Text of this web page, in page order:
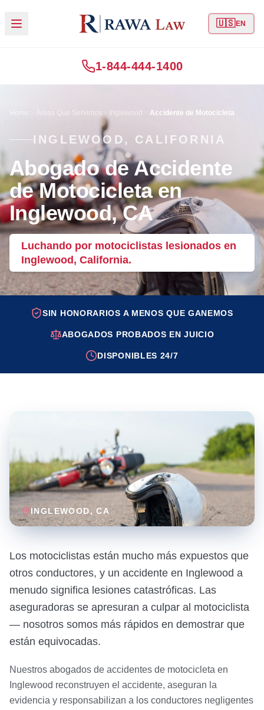
🇺🇸EN
1-844-444-1400
Áreas Que Servimos Inglewood Accidente de Motocicleta
INGLEWOOD, CALIFORNIA
Abogado de Accidente
de Motocicleta en
Inglewood, CA
Luchando por motociclistas lesionados en
Inglewood, California.
SIN HONORARIOS A MENOS QUE GANEMOS
ABOGADOS PROBADOS EN JUICIO
DISPONIBLES 24/7
INGLEWOOD, CA
Los motociclistas están mucho más expuestos que
otros conductores, y un accidente en Inglewood a
menudo significa lesiones catastróficas. Las
aseguradoras se apresuran a culpar al motociclista
— nosotros somos más rápidos en demostrar que
están equivocadas.
Nuestros abogados de accidentes de motocicleta en
Inglewood reconstruyen el accidente, aseguran la
evidencia y responsabilizan a los conductores negligentes